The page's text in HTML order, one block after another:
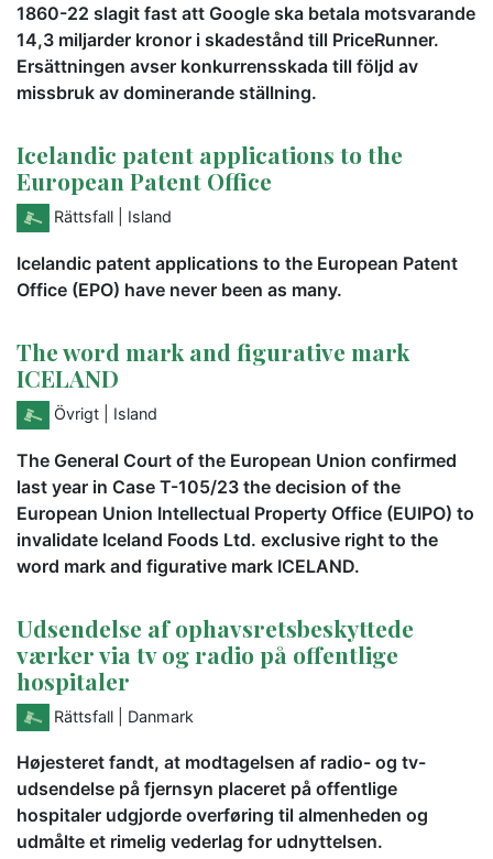
1860-22 slagit fast att Google ska betala motsvarande
14,3 miljarder kronor i skadestånd till PriceRunner.
Ersättningen avser konkurrensskada till följd av
missbruk av dominerande ställning.
Icelandic patent applications to the
European Patent Office
Rättsfall | Island
Icelandic patent applications to the European Patent
Office (EPO) have never been as many.
The word mark and figurative mark
ICELAND
Övrigt | Island
The General Court of the European Union confirmed
last year in Case T-105/23 the decision of the
European Union Intellectual Property Office (EUIPO) to
invalidate Iceland Foods Ltd. exclusive right to the
word mark and figurative mark ICELAND.
Udsendelse af ophavsretsbeskyttede
værker via tv og radio på offentlige
hospitaler
Rättsfall | Danmark
Højesteret fandt, at modtagelsen af radio- og tv-
udsendelse på fjernsyn placeret på offentlige
hospitaler udgjorde overføring til almenheden og
udmålte et rimelig vederlag for udnyttelsen.